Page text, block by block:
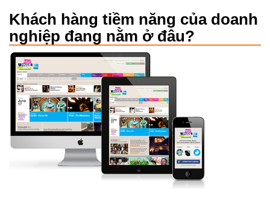
Khách hàng tiềm năng của doanh
nghiệp đang nằm ở đâu?